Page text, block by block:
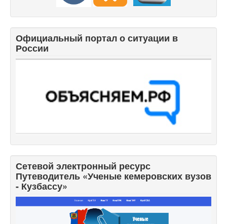
Официальный портал о ситуации в
России
Сетевой электронный ресурс
Путеводитель «Ученые кемеровских вузов
- Кузбассу»